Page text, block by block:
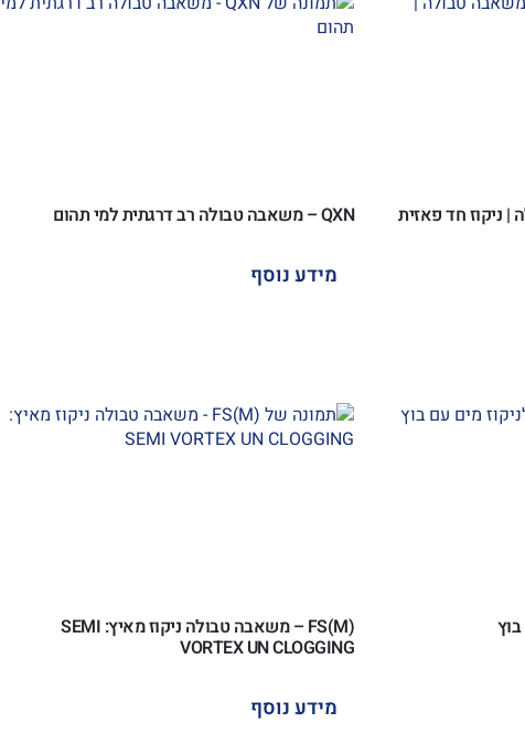
QXN – משאבה טבולה רב דרגתית למי תהום
מידע נוסף
FS(M) – משאבה טבולה ניקוז מאיץ: SEMI
VORTEX UN CLOGGING
מידע נוסף